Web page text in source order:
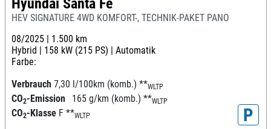
Hyundai Santa Fe
HEV SIGNATURE 4WD KOMFORT-, TECHNIK-PAKET PANO
08/2025 | 1.500 km
Hybrid | 158 kW (215 PS) | Automatik
Farbe:
Verbrauch 7,30 l/100km (komb.) **WLTP
CO2-Emission 165 g/km (komb.) **WLTP
CO2-Klasse F **WLTP P